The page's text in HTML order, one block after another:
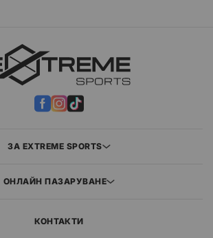
ЗА EXTREME SPORTS
ОНЛАЙН ПАЗАРУВАНЕ
КОНТАКТИ